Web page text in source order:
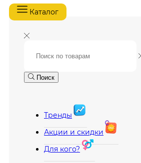
Каталог
Поиск
Тренды
Акции и скидки
Для кого?